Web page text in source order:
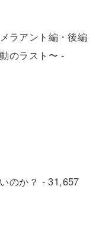
ラアント編・後編
のラスト〜 -
のか？ - 31,657